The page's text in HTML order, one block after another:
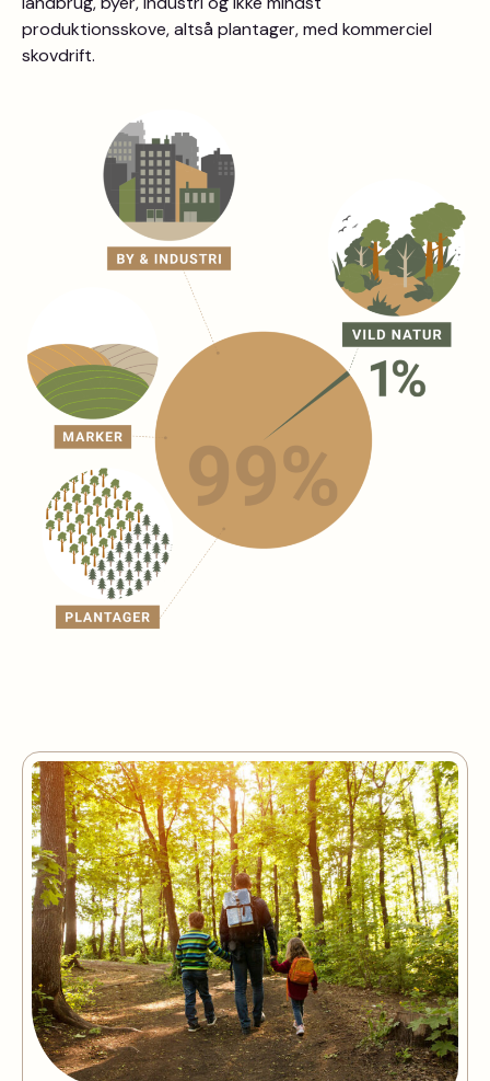
produktionsskove, altså plantager, med kommerciel
skovdrift.